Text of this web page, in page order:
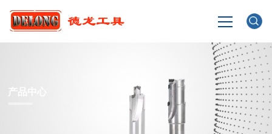
企业介绍
产品中心